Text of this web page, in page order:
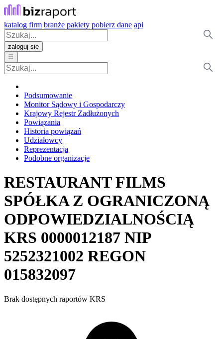
katalog firm branże pakiety pobierz dane api
zaloguj się
☰
Podsumowanie
Monitor Sądowy i Gospodarczy
Krajowy Rejestr Zadłużonych
Powiązania
Historia powiązań
Udziałowcy
Reprezentacja
Podobne organizacje
RESTAURANT FILMS
SPÓŁKA Z OGRANICZONĄ
ODPOWIEDZIALNOŚCIĄ
KRS 0000012187 NIP
5252321002 REGON
015832097
Brak dostępnych raportów KRS